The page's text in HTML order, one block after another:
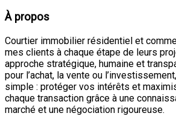
À propos
Courtier immobilier résidentiel et
mes clients à chaque étape de leurs
approche stratégique, humaine et
pour l’achat, la vente ou
simple : protéger vos intérêts et
chaque transaction grâce à une
marché et une négociation rigoureuse.